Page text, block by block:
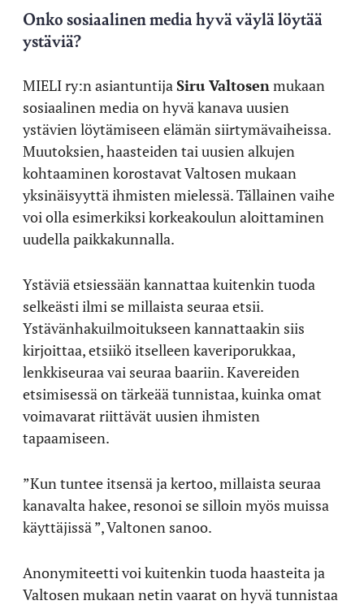
Onko sosiaalinen media hyvä väylä löytää
ystäviä?
MIELI ry:n asiantuntijaSiru Valtosenmukaan
sosiaalinen media on hyvä kanava uusien
ystävien löytämiseen elämän siirtymävaiheissa.
Muutoksien, haasteiden tai uusien alkujen
kohtaaminen korostavat Valtosen mukaan
yksinäisyyttä ihmisten mielessä. Tällainen vaihe
voi olla esimerkiksi korkeakoulun aloittaminen
uudella paikkakunnalla.
Ystäviä etsiessään kannattaa kuitenkin tuoda
selkeästi ilmi se millaista seuraa etsii.
Ystävänhakuilmoitukseen kannattaakin siis
kirjoittaa, etsiikö itselleen kaveriporukkaa,
lenkkiseuraa vai seuraa baariin. Kavereiden
etsimisessä on tärkeää tunnistaa, kuinka omat
voimavarat riittävät uusien ihmisten
tapaamiseen.
”Kun tuntee itsensä ja kertoo, millaista seuraa
kanavalta hakee, resonoi se silloin myös muissa
käyttäjissä ”, Valtonen sanoo.
Anonymiteetti voi kuitenkin tuoda haasteita ja
Valtosen mukaan netin vaarat on hyvä tunnistaa